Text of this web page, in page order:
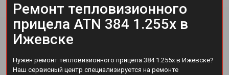
Ремонт тепловизионного
прицела ATN 384 1.255х в
Ижевске
Нужен ремонт тепловизионного прицела 384 1.255х в Ижевске?
Наш сервисный центр специализируется на ремонте